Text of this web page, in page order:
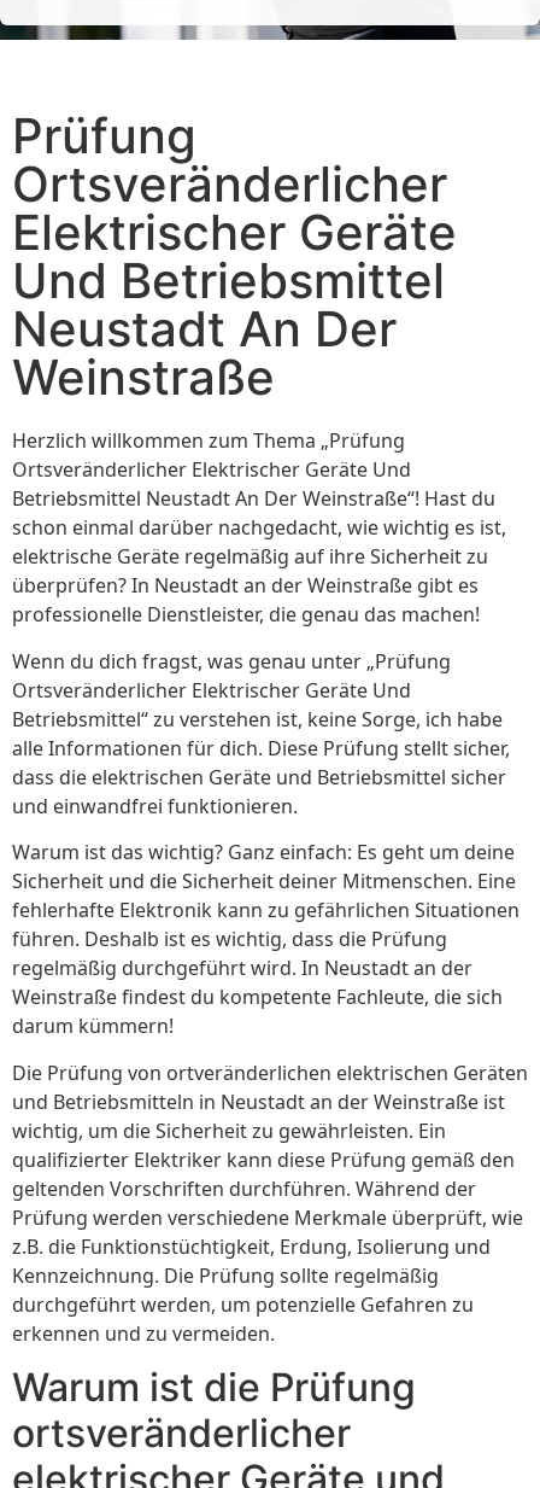
Prüfung
Ortsveränderlicher
Elektrischer Geräte
Und Betriebsmittel
Neustadt An Der
Weinstraße
Herzlich willkommen zum Thema „Prüfung
Ortsveränderlicher Elektrischer Geräte Und
Betriebsmittel Neustadt An Der Weinstraße“! Hast du
schon einmal darüber nachgedacht, wie wichtig es ist,
elektrische Geräte regelmäßig auf ihre Sicherheit zu
überprüfen? In Neustadt an der Weinstraße gibt es
professionelle Dienstleister, die genau das machen!
Wenn du dich fragst, was genau unter „Prüfung
Ortsveränderlicher Elektrischer Geräte Und
Betriebsmittel“ zu verstehen ist, keine Sorge, ich habe
alle Informationen für dich. Diese Prüfung stellt sicher,
dass die elektrischen Geräte und Betriebsmittel sicher
und einwandfrei funktionieren.
Warum ist das wichtig? Ganz einfach: Es geht um deine
Sicherheit und die Sicherheit deiner Mitmenschen. Eine
fehlerhafte Elektronik kann zu gefährlichen Situationen
führen. Deshalb ist es wichtig, dass die Prüfung
regelmäßig durchgeführt wird. In Neustadt an der
Weinstraße findest du kompetente Fachleute, die sich
darum kümmern!
Die Prüfung von ortveränderlichen elektrischen Geräten
und Betriebsmitteln in Neustadt an der Weinstraße ist
wichtig, um die Sicherheit zu gewährleisten. Ein
qualifizierter Elektriker kann diese Prüfung gemäß den
geltenden Vorschriften durchführen. Während der
Prüfung werden verschiedene Merkmale überprüft, wie
z.B. die Funktionstüchtigkeit, Erdung, Isolierung und
Kennzeichnung. Die Prüfung sollte regelmäßig
durchgeführt werden, um potenzielle Gefahren zu
erkennen und zu vermeiden.
Warum ist die Prüfung
ortsveränderlicher